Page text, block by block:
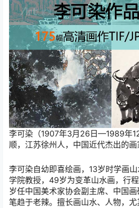
李可染（1907年3月26日—1989年
顺，江苏徐州人，中国近代杰出的画
李可染自幼即喜绘画，13岁时学画
学院教授，49岁为变革山水画，行
岁任中国美术家协会副主席、中国
笔趋于老辣。擅长画山水、人物，尤